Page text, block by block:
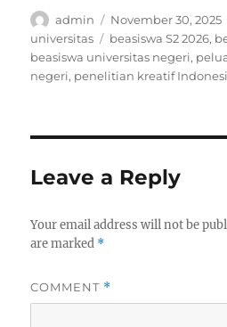
Author
admin
Posted
on
November 30, 2025
universitas
Tags
beasiswa S2 2026,
beasiswa universitas negeri,
negeri, penelitian kreatif
Leave a Reply
Your email address will not be
are marked *
COMMENT *